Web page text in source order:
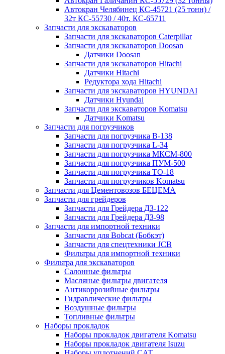
Автокран Челябинец КС-45721 (25 тонн) /
32т КС-55730 / 40т. КС-65711
Запчасти для экскаваторов
Запчасти для экскаваторов Caterpillar
Запчасти для экскаваторов Doosan
Датчики Doosan
Запчасти для экскаваторов Hitachi
Датчики Hitachi
Редуктора хода Hitachi
Запчасти для экскаваторов HYUNDAI
Датчики Hyundai
Запчасти для экскаваторов Komatsu
Датчики Komatsu
Запчасти для погрузчиков
Запчасти для погрузчика B-138
Запчасти для погрузчика L-34
Запчасти для погрузчика МКСМ-800
Запчасти для погрузчика ПУМ-500
Запчасти для погрузчика ТО-18
Запчасти для погрузчиков Komatsu
Запчасти для Цементовозов БЕЦЕМА
Запчасти для грейдеров
Запчасти для Грейдера ДЗ-122
Запчасти для Грейдера ДЗ-98
Запчасти для импортной техники
Запчасти для Bobcat (Бобкэт)
Запчасти для спецтехники JCB
Фильтры для импортной техники
Фильтра для экскаваторов
Салонные фильтры
Масляные фильтры двигателя
Антикоррозийные фильтры
Гидравлические фильтры
Воздушные фильтры
Топливные фильтры
Наборы прокладок
Наборы прокладок двигателя Komatsu
Наборы прокладок двигателя Isuzu